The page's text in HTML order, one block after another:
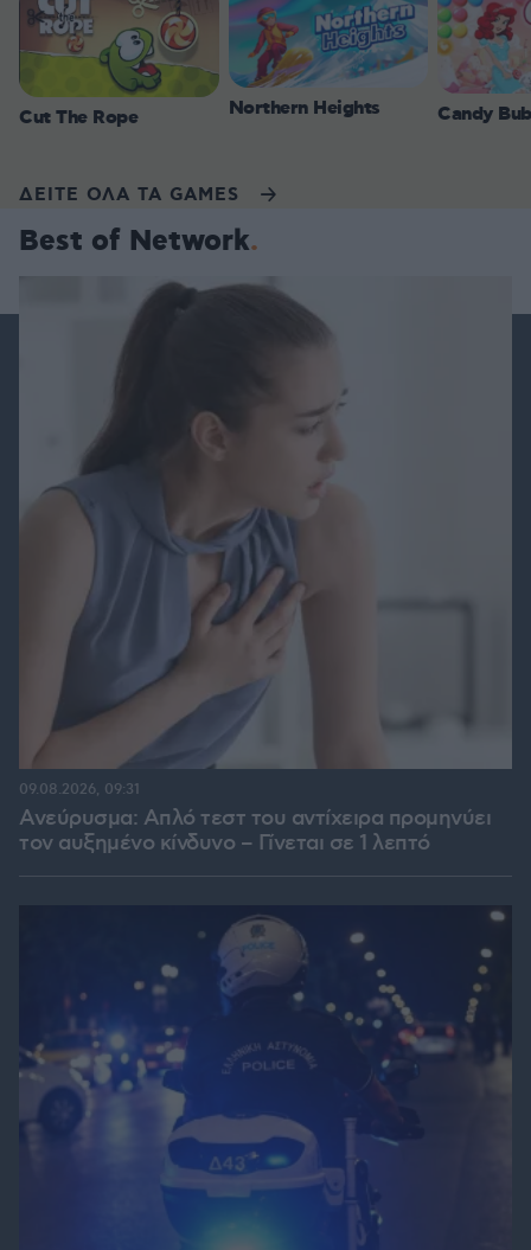
Cut The Rope Northern Heights Candy
ΔΕΙΤΕ ΟΛΑ ΤΑ GAMES
Best of Network
Ανεύρυσμα: Απλό τεστ του αντίχειρα προμηνύει
τον αυξημένο κίνδυνο – Γίνεται σε 1 λεπτό
09.08.2026, 09:31